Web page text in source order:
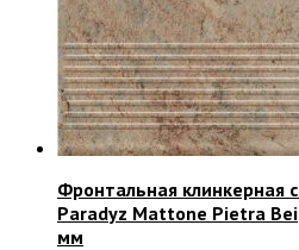
Фронтальная клинкерная
Paradyz Mattone Pietra
мм